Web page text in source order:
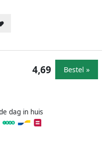
dag in huis
4,69 Bestel »